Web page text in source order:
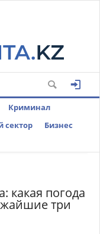
Криминал
сектор
Бизнес
какая погода
три